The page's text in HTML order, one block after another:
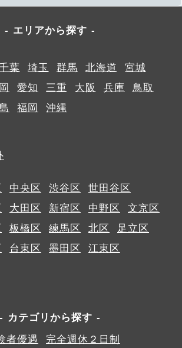
エリアから探す
葉 埼玉 群馬 北海道
宮城
愛知 三重 大阪 兵庫
鳥取
福岡 沖縄
中央区 渋谷区
世田谷区
大田区 新宿区 中野区
文京区
板橋区 練馬区 北区
足立区
台東区 墨田区
江東区
カテゴリから探す
者優遇
完全週休２日制